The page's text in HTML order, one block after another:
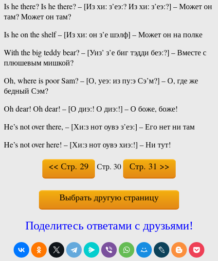
Is he there? Is he there? – [Из хи: з’еэ:? Из хи: з’еэ:?] – Может он
там? Может он там?
Is he on the shelf – [Из хи: он з’е шэлф] – Может он на полке
With the big teddy bear? – [Уиз’ з’е биг тэдди беэ:?] – Вместе с
плюшевым мишкой?
Oh, where is poor Sam? – [О, уеэ: из пу:э Сэ’м?] – О, где же
бедный Сэм?
Oh dear! Oh dear! – [О диэ:! О диэ:!] – О боже, боже!
He’s not over there, – [Хи:з нот оувэ з’еэ:] – Его нет ни там
He’s not over here! – [Хи:з нот оувэ хиэ:!] – Ни тут!
<< Стр. 29 Стр. 30 Стр. 31 >>
Выбрать другую страницу
Поделитесь ответами с друзьями!